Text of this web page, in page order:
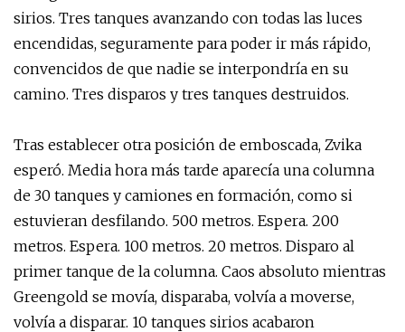
sirios. Tres tanques avanzando con todas las luces
encendidas, seguramente para poder ir más rápido,
convencidos de que nadie se interpondría en su
camino. Tres disparos y tres tanques destruidos.
Tras establecer otra posición de emboscada, Zvika
esperó. Media hora más tarde aparecía una columna
de 30 tanques y camiones en formación, como si
estuvieran desfilando. 500 metros. Espera. 200
metros. Espera. 100 metros. 20 metros. Disparo al
primer tanque de la columna. Caos absoluto mientras
Greengold se movía, disparaba, volvía a moverse,
volvía a disparar. 10 tanques sirios acabaron